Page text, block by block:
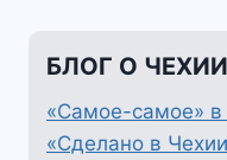
БЛОГ О ЧЕХИИ
«Самое-самое» в
«Сделано в